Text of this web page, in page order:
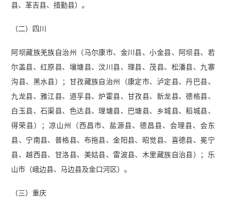
县、革吉县、措勤县）。
（二）四川
阿坝藏族羌族自治州（马尔康市、金川县、小金县、阿坝县、若
尔盖县、红原县、壤塘县、汶川县、理县、茂县、松潘县、九寨
沟县、黑水县）；甘孜藏族自治州（康定市、泸定县、丹巴县、
九龙县、雅江县、道孚县、炉霍县、甘孜县、新龙县、德格县、
白玉县、石渠县、色达县、理塘县、巴塘县、乡城县、稻城县、
得荣县）；凉山州（西昌市、盐源县、德昌县、会理县、会东
县、宁南县、普格县、布拖县、金阳县、昭觉县、喜德县、冕宁
县、越西县、甘洛县、美姑县、雷波县、木里藏族自治县）；乐
山市（峨边县、马边县及金口河区）。
（三）重庆